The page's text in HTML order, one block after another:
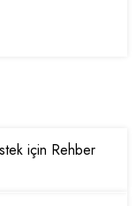
için Rehber